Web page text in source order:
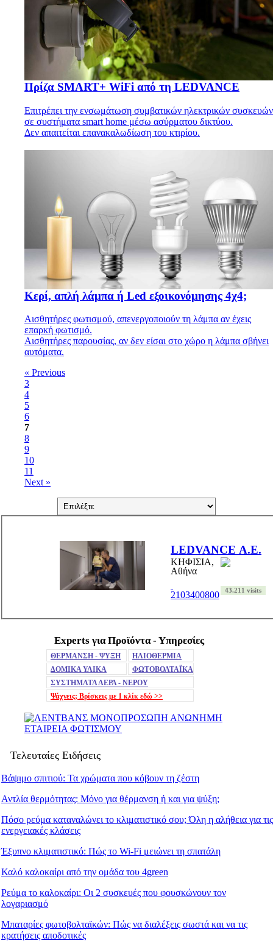
Πρίζα SMART+ WiFi από τη LEDVANCE
Επιτρέπει την ενσωμάτωση συμβατικών ηλεκτρικών συσκευών
σε συστήματα smart home μέσω ασύρματου δικτύου.
Δεν απαιτείται επανακαλωδίωση του κτιρίου.
Κερί, απλή λάμπα ή Led εξοικονόμησης 4χ4;
Αισθητήρες φωτισμού, απενεργοποιούν τη λάμπα αν έχεις
επαρκή φωτισμό.
Αισθητήρες παρουσίας, αν δεν είσαι στο χώρο η λάμπα σβήνει
αυτόματα.
« Previous
3
4
5
6
7
8
9
10
11
Next »
LEDVANCE Α.Ε.
ΚΗΦΙΣΙΑ,
Αθήνα
2103400800 43.211 visits
Experts για Προϊόντα - Υπηρεσίες
ΘΕΡΜΑΝΣΗ - ΨΥΞΗ
ΗΛΙΟΘΕΡΜΙΑ
ΔΟΜΙΚΑ ΥΛΙΚΑ
ΦΩΤΟΒΟΛΤΑΪΚΑ
ΣΥΣΤΗΜΑΤΑ ΑΕΡΑ - ΝΕΡΟΥ
Ψάχνεις; Βρίσκεις με 1 κλίκ εδώ >>
Τελευταίες Ειδήσεις
Βάψιμο σπιτιού: Τα χρώματα που κόβουν τη ζέστη
Αντλία θερμότητας: Μόνο για θέρμανση ή και για ψύξη;
Πόσο ρεύμα καταναλώνει το κλιματιστικό σου; Όλη η αλήθεια για τις
ενεργειακές κλάσεις
Έξυπνο κλιματιστικό: Πώς το Wi-Fi μειώνει τη σπατάλη
Καλό καλοκαίρι από την ομάδα του 4green
Ρεύμα το καλοκαίρι: Οι 2 συσκευές που φουσκώνουν τον
λογαριασμό
Μπαταρίες φωτοβολταϊκών: Πώς να διαλέξεις σωστά και να τις
κρατήσεις αποδοτικές